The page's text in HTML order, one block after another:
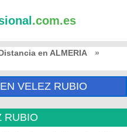
.com.es
en ALMERIA
»
VELEZ RUBIO
RUBIO